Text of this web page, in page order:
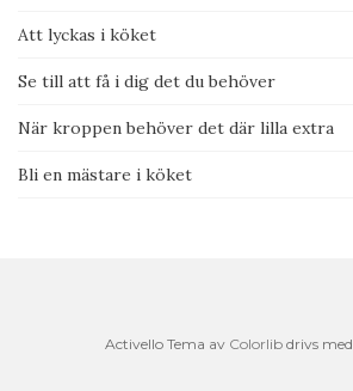
Att lyckas i köket
Se till att få i dig det du behöver
När kroppen behöver det där lilla extra
Bli en mästare i köket
Activello Tema av Colorlib drivs med